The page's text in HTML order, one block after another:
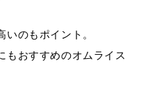
いのもポイント。
もおすすめのオムライス